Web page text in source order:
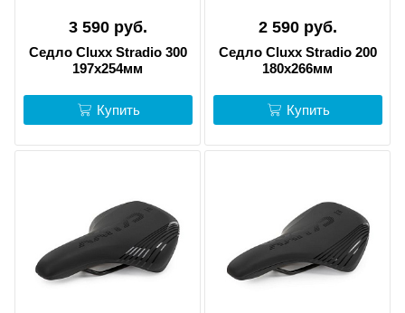
3 590 руб.
Седло Cluxx Stradio 300
197х254мм
Купить
2 590 руб.
Седло Cluxx Stradio 200
180х266мм
Купить